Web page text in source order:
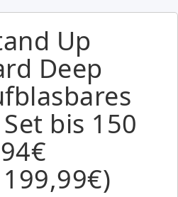
Up
Deep
bis 150